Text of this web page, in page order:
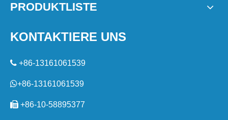
PRODUKTLISTE
KONTAKTIERE UNS
 +86-13161061539
+86-13161061539
 +86-10-58895377